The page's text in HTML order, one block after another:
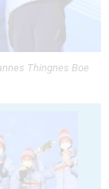
Thingnes Boe